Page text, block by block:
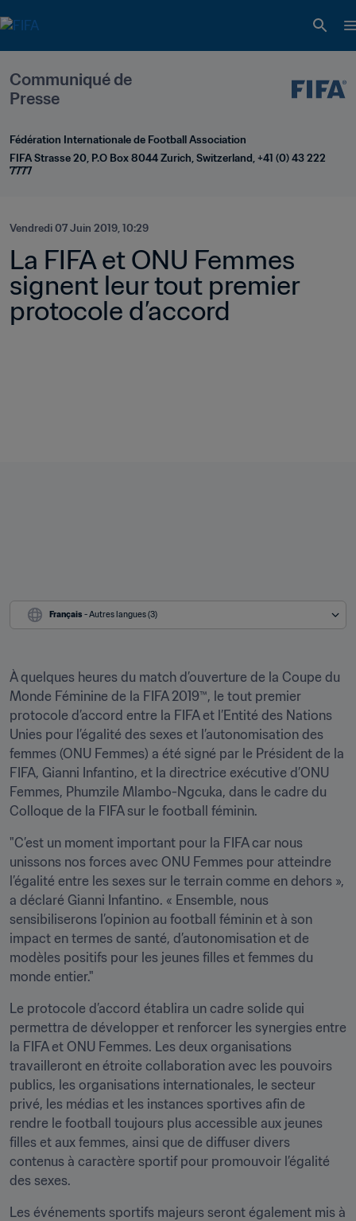
Communiqué de
Presse
Fédération Internationale de Football Association
FIFA Strasse 20, P.O Box 8044 Zurich, Switzerland, +41 (0) 43 222
7777
Vendredi 07 Juin 2019, 10:29
La FIFA et ONU Femmes
signent leur tout premier
protocole d’accord
Français - Autres langues (3)
À quelques heures du match d’ouverture de la Coupe du
Monde Féminine de la FIFA 2019™, le tout premier
protocole d’accord entre la FIFA et l’Entité des Nations
Unies pour l’égalité des sexes et l’autonomisation des
femmes (ONU Femmes) a été signé par le Président de la
FIFA, Gianni Infantino, et la directrice exécutive d’ONU
Femmes, Phumzile Mlambo-Ngcuka, dans le cadre du
Colloque de la FIFA sur le football féminin.
"C’est un moment important pour la FIFA car nous
unissons nos forces avec ONU Femmes pour atteindre
l’égalité entre les sexes sur le terrain comme en dehors »,
a déclaré Gianni Infantino. « Ensemble, nous
sensibiliserons l’opinion au football féminin et à son
impact en termes de santé, d’autonomisation et de
modèles positifs pour les jeunes filles et femmes du
monde entier."
Le protocole d’accord établira un cadre solide qui
permettra de développer et renforcer les synergies entre
la FIFA et ONU Femmes. Les deux organisations
travailleront en étroite collaboration avec les pouvoirs
publics, les organisations internationales, le secteur
privé, les médias et les instances sportives afin de
rendre le football toujours plus accessible aux jeunes
filles et aux femmes, ainsi que de diffuser divers
contenus à caractère sportif pour promouvoir l’égalité
des sexes.
Les événements sportifs majeurs seront également mis à